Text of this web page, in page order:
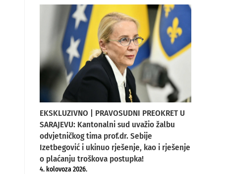
EKSKLUZIVNO | PRAVOSUDNI PREOKRET U
SARAJEVU: Kantonalni sud uvažio žalbu
odvjetničkog tima prof.dr. Sebije
Izetbegović i ukinuo rješenje, kao i rješenje
o plaćanju troškova postupka!
4. kolovoza 2026.